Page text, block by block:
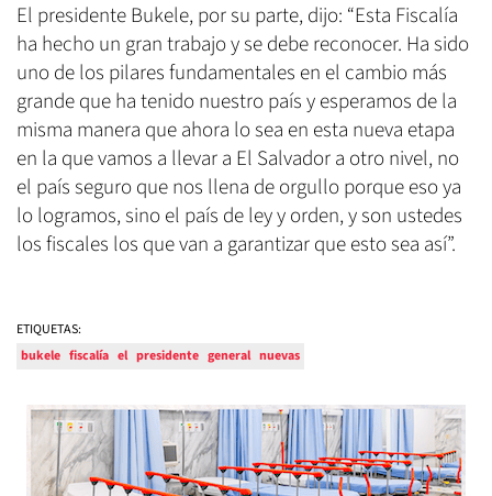
El presidente Bukele, por su parte, dijo: “Esta Fiscalía
ha hecho un gran trabajo y se debe reconocer. Ha sido
uno de los pilares fundamentales en el cambio más
grande que ha tenido nuestro país y esperamos de la
misma manera que ahora lo sea en esta nueva etapa
en la que vamos a llevar a El Salvador a otro nivel, no
el país seguro que nos llena de orgullo porque eso ya
lo logramos, sino el país de ley y orden, y son ustedes
los fiscales los que van a garantizar que esto sea así”.
ETIQUETAS:
bukele fiscalía el presidente general nuevas